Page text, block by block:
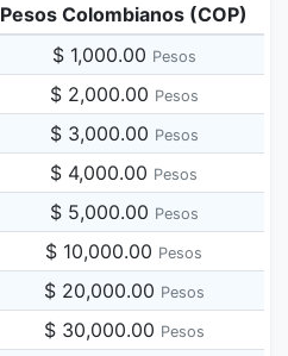
Pesos Colombianos (COP)
$ 1,000.00 Pesos
$ 2,000.00 Pesos
$ 3,000.00 Pesos
$ 4,000.00 Pesos
$ 5,000.00 Pesos
$ 10,000.00 Pesos
$ 20,000.00 Pesos
$ 30,000.00 Pesos